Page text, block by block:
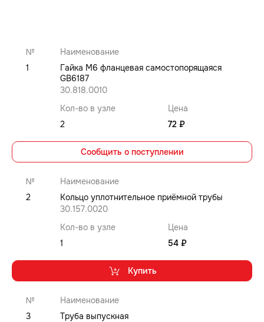
№
Наименование
1
Гайка M6 фланцевая самостопорящаяся
GB6187
30.818.0010
Кол-во в узле
Цена
2
72 ₽
Сообщить о поступлении
№
Наименование
2
Кольцо уплотнительное приёмной трубы
30.157.0020
Кол-во в узле
Цена
1
54 ₽
Купить
№
Наименование
3
Труба выпускная